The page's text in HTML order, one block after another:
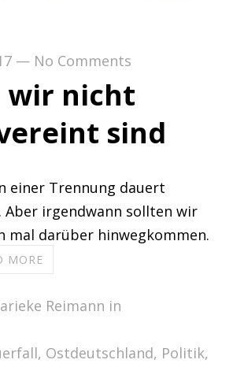
— No Comments
wir nicht
sind
einer Trennung dauert
irgendwann sollten wir
mal darüber hinwegkommen.
MORE
Reimann in
, Ostdeutschland, Politik,